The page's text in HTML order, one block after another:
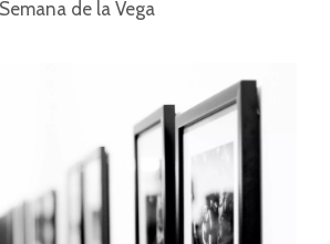
Semana de la Vega